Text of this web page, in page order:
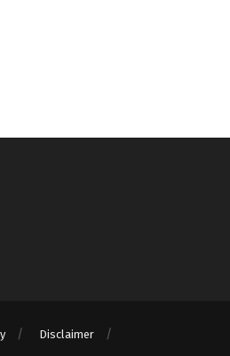
Disclaimer